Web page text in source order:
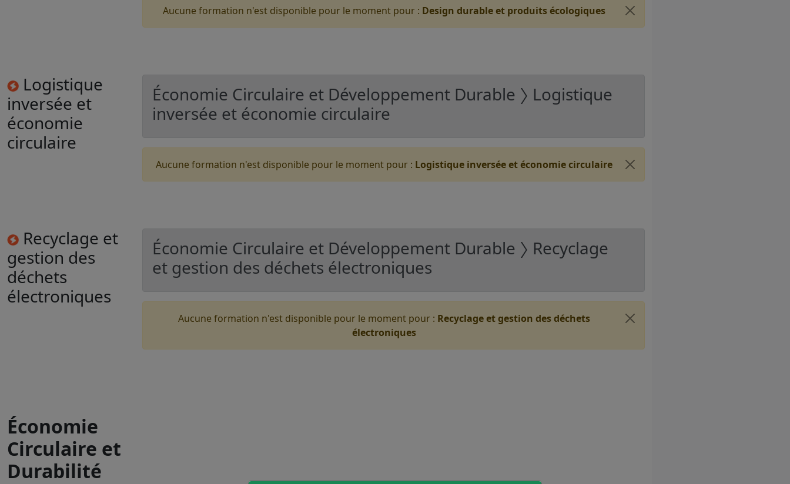
Aucune formation n'est disponible pour le moment pour : Design durable et produits écologiques
Logistique
inversée et
économie
circulaire
Économie Circulaire et Développement Durable 〉 Logistique
inversée et économie circulaire
Aucune formation n'est disponible pour le moment pour : Logistique inversée et économie circulaire
Recyclage et
gestion des
déchets
électroniques
Économie Circulaire et Développement Durable 〉 Recyclage
et gestion des déchets électroniques
Aucune formation n'est disponible pour le moment pour : Recyclage et gestion des déchets
électroniques
Économie
Circulaire et
Durabilité